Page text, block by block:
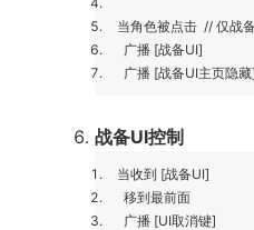
当角色被点击 // 仅战
广播 [战备UI]
广播 [战备UI主页隐藏]
战备UI控制
当收到 [战备UI]
移到最前面
广播 [UI取消键]